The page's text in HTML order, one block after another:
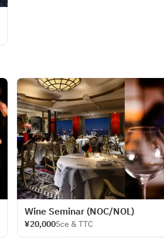
Wine Seminar (NOC/NOL)
¥20,000Sce & TTC